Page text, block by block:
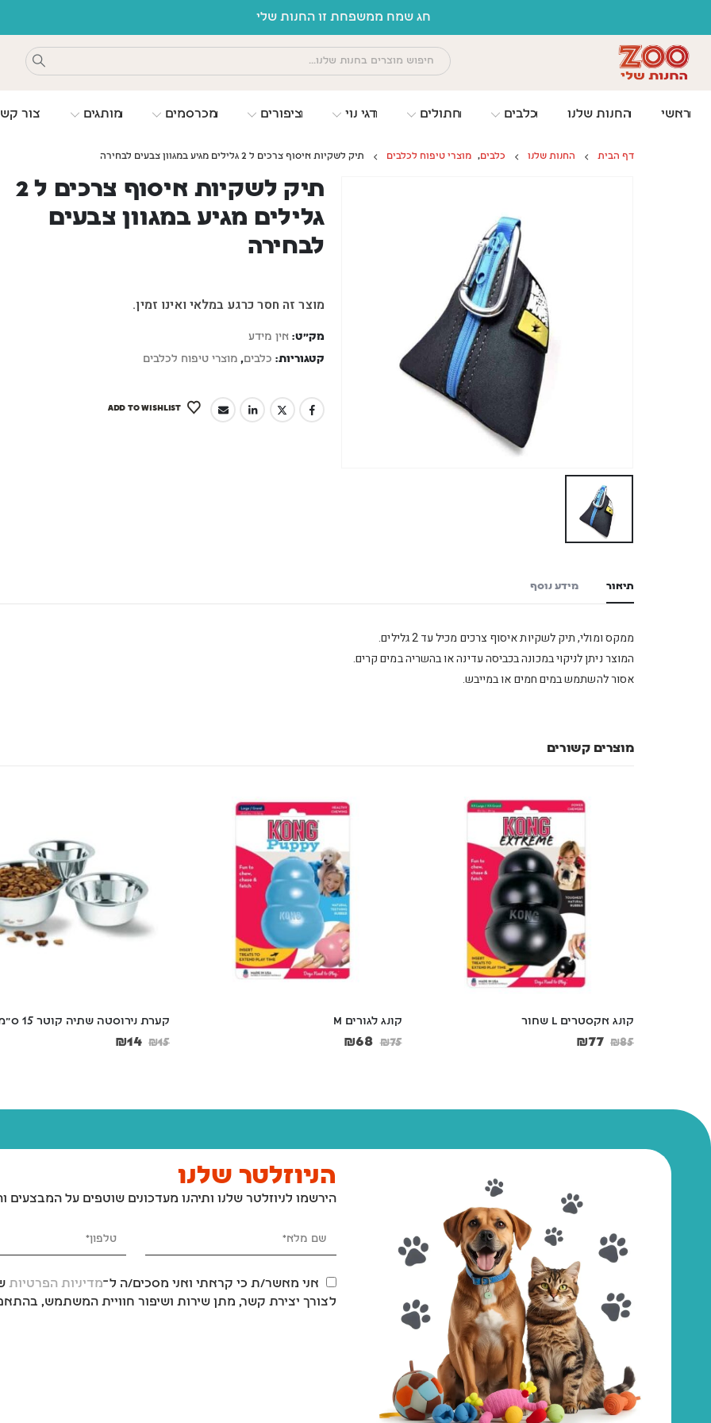
חג שמח ממשפחת זו החנות שלי
ראשי החנות שלנו כלבים חתולים דגי נוי ציפורים מכרסמים מותגים צור
דף הבית החנות שלנו כלבים, מוצרי טיפוח לכלבים תיק לשקיות איסוף צרכים ל 2 גלילים מגיע במגוון צבעים לבחירה
תיק לשקיות איסוף צרכים ל 2
גלילים מגיע במגוון צבעים
לבחירה
מוצר זה חסר כרגע במלאי ואינו זמין.
מק"ט: אין מידע
קטגוריות: כלבים, מוצרי טיפוח לכלבים
ADD TO WISHLIST
תיאור מידע נוסף
ממקס ומולי, תיק לשקיות איסוף צרכים מכיל עד 2 גלילים.
המוצר ניתן לניקוי במכונה בכביסה עדינה או בהשריה במים קרים.
אסור להשתמש במים חמים או במייבש.
מוצרים קשורים
קונג לגורים M
₪75
₪68
קערת נירוסטה שתיה קוטר 15 ס"מ
₪15
₪14
קערת נירוסטה שתיה 4 קוטר 25 ס"מ
₪25
₪23
הניוזלטר שלנו
אני מאשר/ת כי קראתי ואני מסכים/ה ל־ מדיניות הפרטיות